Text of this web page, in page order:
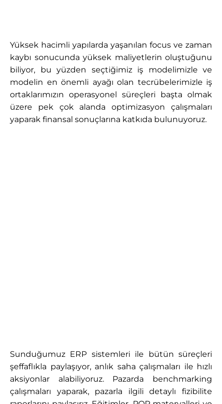
Yüksek hacimli yapılarda yaşanılan focus ve zaman
kaybı sonucunda yüksek maliyetlerin oluştuğunu
biliyor, bu yüzden seçtiğimiz iş modelimizle ve
modelin en önemli ayağı olan tecrübelerimizle iş
ortaklarımızın operasyonel süreçleri başta olmak
üzere pek çok alanda optimizasyon çalışmaları
yaparak finansal sonuçlarına katkıda bulunuyoruz.
Sunduğumuz ERP sistemleri ile bütün süreçleri
şeffaflıkla paylaşıyor, anlık saha çalışmaları ile hızlı
aksiyonlar alabiliyoruz. Pazarda benchmarking
çalışmaları yaparak, pazarla ilgili detaylı fizibilite